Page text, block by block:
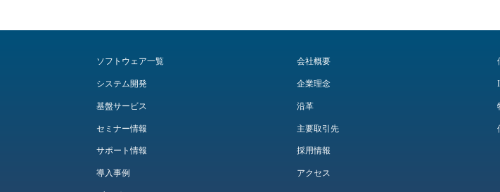
ソフトウェア一覧
システム開発
基盤サービス
セミナー情報
サポート情報
導入事例
会社概要
企業理念
沿革
主要取引先
採用情報
アクセス